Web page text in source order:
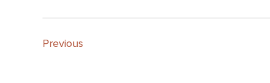
Previous